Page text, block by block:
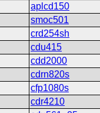
aplcd150
smoc501
crd254sh
cdu415
cdd2000
cdrn820s
cfp1080s
cdr4210